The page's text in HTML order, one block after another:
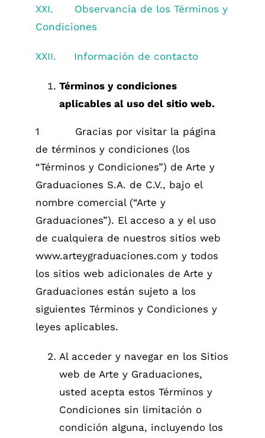
XXI.
Observancia de los Términos y
Condiciones
XXII. Información de contacto
Términos y condiciones
aplicables al uso del sitio web.
1 Gracias por visitar la página
de términos y condiciones (los
“Términos y Condiciones”) de Arte y
Graduaciones S.A. de C.V., bajo el
nombre comercial (“Arte y
Graduaciones”). El acceso a y el uso
de cualquiera de nuestros sitios web
www.arteygraduaciones.com y todos
los sitios web adicionales de Arte y
Graduaciones están sujeto a los
siguientes Términos y Condiciones y
leyes aplicables.
Al acceder y navegar en los Sitios
web de Arte y Graduaciones,
usted acepta estos Términos y
Condiciones sin limitación o
condición alguna, incluyendo los